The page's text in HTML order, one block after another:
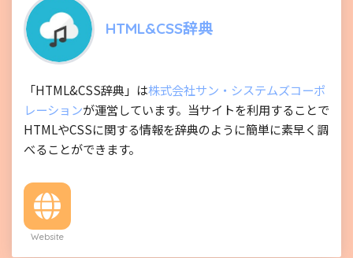
HTML&CSS辞典
「HTML&CSS辞典」は株式会社サン・システムズコーポ
レーションが運営しています。当サイトを利用することで
HTMLやCSSに関する情報を辞典のように簡単に素早く調
べることができます。
Website